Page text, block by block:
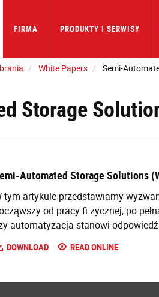
FIRMA PRODUKTY I SERWISY
White Papers Semi-
Storage
Automated Storage Solutions
tym artykule przedstawiamy
od pracy fi zycznej, po
automatyzacja stanowi
DOWNLOAD READ ONLINE